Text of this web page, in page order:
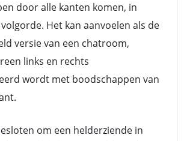
door alle kanten komen, in
Het kan aanvoelen als de
versie van een chatroom,
links en rechts
wordt met boodschappen van
om een helderziende in